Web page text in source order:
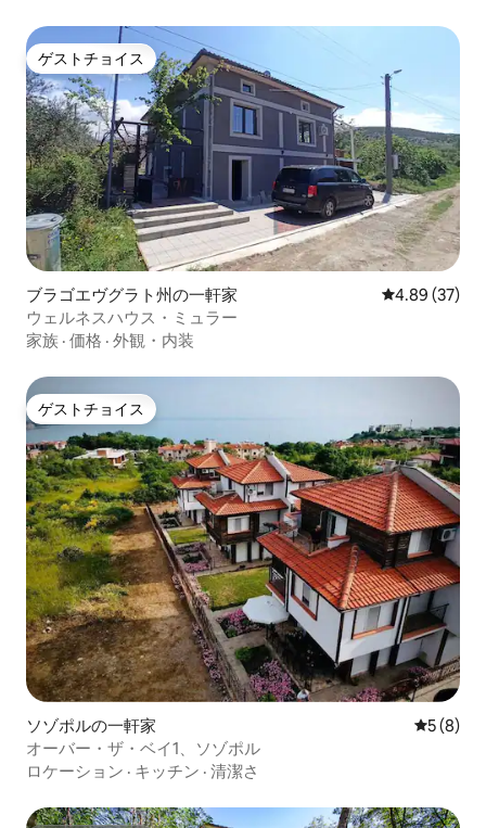
ゲストチョイス
ゲストチョイス
ブラゴエヴグラト州の一軒家 レビュー37
4.89 (37)
ウェルネスハウス・ミュラー
家族 · 価格 · 外観・内装
ゲストチョイス
ゲストチョイス
ソゾポルの一軒家 レビュー
5 (8)
オーバー・ザ・ベイ1、ソゾポル
ロケーション · キッチン · 清潔さ